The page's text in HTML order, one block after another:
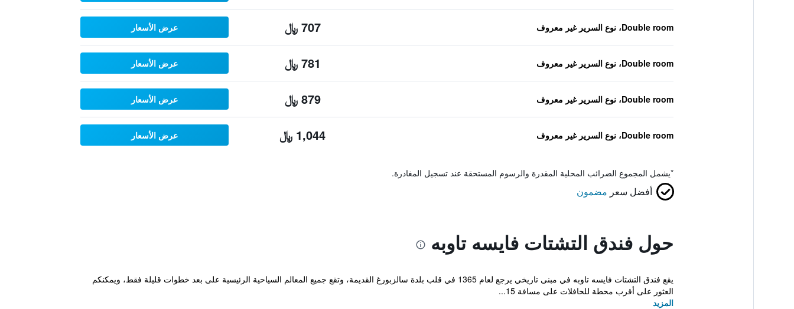
Double room، نوع السرير غير معروف 707 ﷼ عرض الأسعار
Double room، نوع السرير غير معروف 781 ﷼ عرض الأسعار
Double room، نوع السرير غير معروف 879 ﷼ عرض الأسعار
Double room، نوع السرير غير معروف 1,044 ﷼ عرض الأسعار
*يشمل المجموع الضرائب المحلية المقدرة والرسوم المستحقة عند تسجيل المغادرة.
أفضل سعر مضمون
حول فندق التشتات فايسه تاوبه
يقع فندق التشتات فايسه تاوبه في مبنى تاريخي يرجع لعام 1365 في قلب بلدة سالزبورغ القديمة، وتقع جميع المعالم السياحية الرئيسية على بعد خطوات قليلة فقط، ويمكنكم
العثور على أقرب محطة للحافلات على مسافة 15...
المزيد